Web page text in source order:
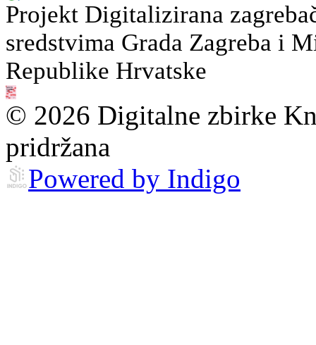
Projekt Digitalizirana
sredstvima Grada Zagreba i
Republike Hrvatske
© 2026 Digitalne zbirke
pridržana
Powered by Indigo